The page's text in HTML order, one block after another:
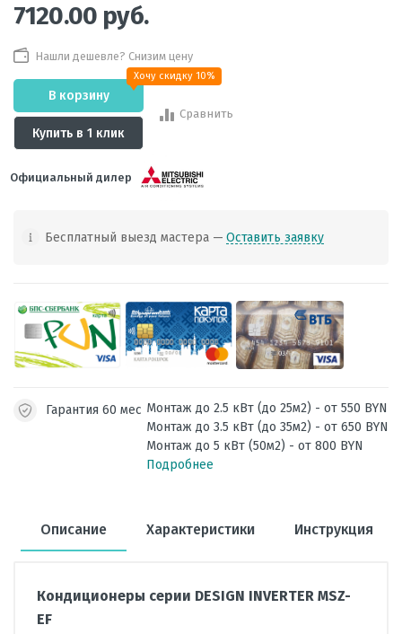
7120.00 руб.
Нашли дешевле? Снизим цену
В корзину
Купить в 1 клик
Хочу скидку 10%
Сравнить
Официальный дилер
Бесплатный выезд мастера — Оставить заявку
Гарантия 60 мес Монтаж до 2.5 кВт (до 25м2) - от 550 BYN
Монтаж до 3.5 кВт (до 35м2) - от 650 BYN
Монтаж до 5 кВт (50м2) - от 800 BYN
Подробнее
Описание Характеристики Инструкция
Кондиционеры серии DESIGN INVERTER MSZ-
EF